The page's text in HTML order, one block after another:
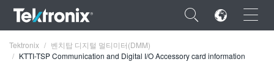
×
Tektronix
벤치탑 디지털 멀티미터(DMM)
KTTI-TSP Communication and Digital I/O Accessory card information